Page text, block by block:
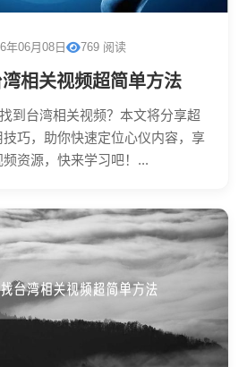
年06月08日 769 阅读
相关视频超简单方法
到台湾相关视频？本文将分享超
巧，助你快速定位心仪内容，享
资源，快来学习吧！...